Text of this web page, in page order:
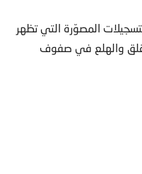
عدد من التسجيلات المصوّرة التي تظهر
القلق والهلع في صفوف